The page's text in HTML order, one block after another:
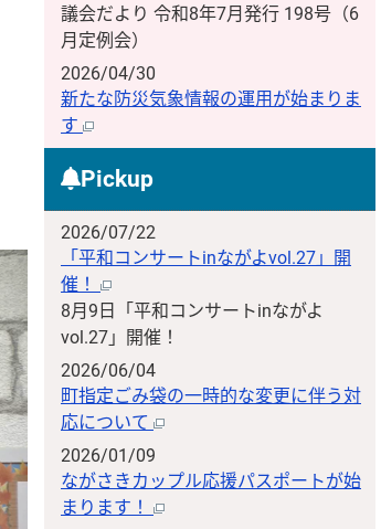
議会だより 令和8年7月発行 198号（6
月定例会）
2026/04/30
新たな防災気象情報の運用が始まりま
す
Pickup
2026/07/22
「平和コンサートinながよvol.27」開
催！
8月9日「平和コンサートinながよ
vol.27」開催！
2026/06/04
町指定ごみ袋の一時的な変更に伴う対
応について
2026/01/09
ながさきカップル応援パスポートが始
まります！